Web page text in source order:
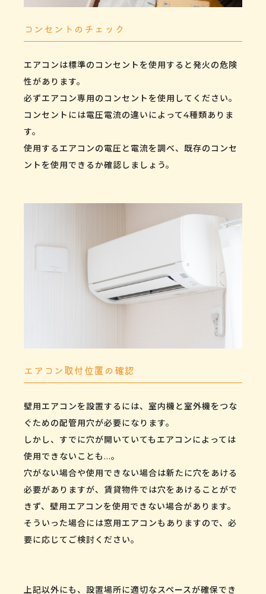
コンセントのチェック
エアコンは標準のコンセントを使用すると発火の危険
性があります。
必ずエアコン専用のコンセントを使用してください。
コンセントには電圧電流の違いによって4種類ありま
す。
使用するエアコンの電圧と電流を調べ、既存のコンセ
ントを使用できるか確認しましょう。
エアコン取付位置の確認
壁用エアコンを設置するには、室内機と室外機をつな
ぐための配管用穴が必要になります。
しかし、すでに穴が開いていてもエアコンによっては
使用できないことも…。
穴がない場合や使用できない場合は新たに穴をあける
必要がありますが、賃貸物件では穴をあけることがで
きず、壁用エアコンを使用できない場合があります。
そういった場合には窓用エアコンもありますので、必
要に応じてご検討ください。
上記以外にも、設置場所に適切なスペースが確保でき